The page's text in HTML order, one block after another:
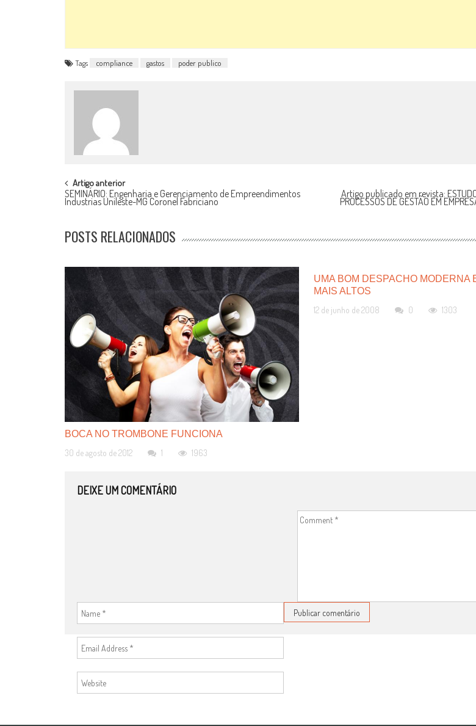
Tags compliance gastos poder publico
POST
NAVIGATION
Artigo anterior
SEMINÁRIO: Engenharia e Gerenciamento de Empreendimentos
Industrias Unileste-MG Coronel Fabriciano
Artigo publicado em revista:
PROCESSOS DE GESTÃO EM
POSTS RELACIONADOS
BOCA NO TROMBONE FUNCIONA
30 de agosto de 2012
1 1963
UMA BOM DESPACHO MODERNA
MAIS ALTOS
12 de junho de 2008
0 1303
DEIXE UM COMENTÁRIO